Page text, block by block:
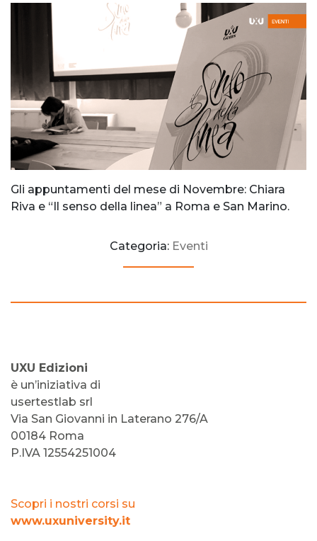
Gli appuntamenti del mese di Novembre: Chiara
Riva e “Il senso della linea” a Roma e San Marino.
Categoria: Eventi
UXU Edizioni
è un’iniziativa di
usertestlab srl
Via San Giovanni in Laterano 276/A
00184 Roma
P.IVA 12554251004
Scopri i nostri corsi su
www.uxuniversity.it